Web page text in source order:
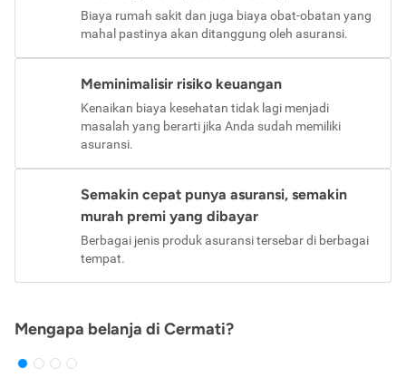
Biaya rumah sakit dan juga biaya obat-obatan yang
mahal pastinya akan ditanggung oleh asuransi.
Meminimalisir risiko keuangan
Kenaikan biaya kesehatan tidak lagi menjadi
masalah yang berarti jika Anda sudah memiliki
asuransi.
Semakin cepat punya asuransi, semakin
murah premi yang dibayar
Berbagai jenis produk asuransi tersebar di berbagai
tempat.
Mengapa belanja di Cermati?